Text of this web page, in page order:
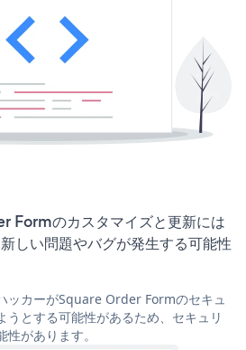
Formのカスタマイズと更新には
しい問題やバグが発生する可能性
ッカーがSquare Order Formのセキュ
うとする可能性があるため、セキュリ
があります。